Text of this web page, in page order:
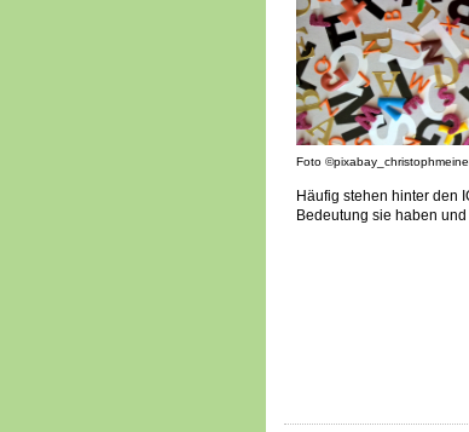
Foto
Häufig stehen hinter den
Bedeutung sie haben